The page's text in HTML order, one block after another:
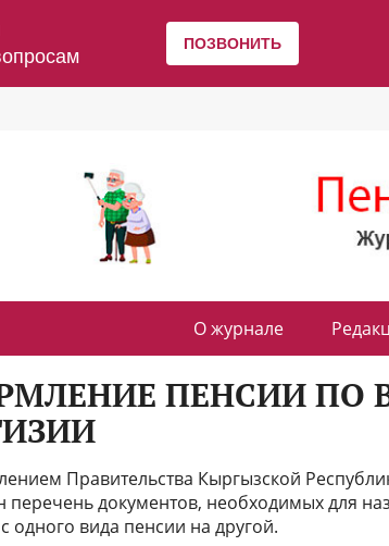
О журнале
ПЕНСИИ ПО
Правительства Кыргызской
перечень документов, необходимых для
одного вида пенсии на другой.